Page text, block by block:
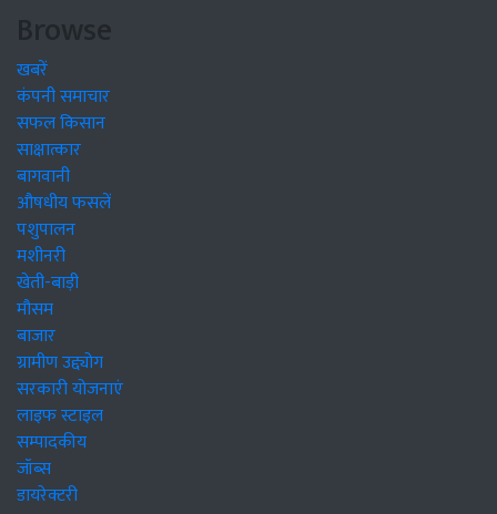
Browse
खबरें
कंपनी समाचार
सफल किसान
साक्षात्कार
बागवानी
औषधीय फसलें
पशुपालन
मशीनरी
खेती-बाड़ी
मौसम
बाजार
ग्रामीण उद्द्योग
सरकारी योजनाएं
लाइफ स्टाइल
सम्पादकीय
जॉब्स
डायरेक्टरी